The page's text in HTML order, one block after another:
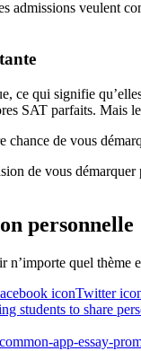
admissions veulent
ce qui signifie
SAT parfaits. Mais
chance de vous
de vous
personnelle
quel thème
iconTwitter
students to share
app-essay-